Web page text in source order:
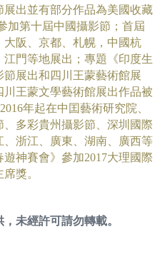
出並有部分作品為美國收藏
加第十屆中國攝影節；首屆
阪、京都、札幌，中國杭
門等地展出；專題《印度生
展出和四川王蒙藝術館展
王蒙文學藝術館展出作品被
年起在中囯藝術研究院、
多彩貴州攝影節、深圳國際
浙江、廣東、湖南、廣西等
神賽會》參加2017大理國際
獎。
未經許可請勿轉載。